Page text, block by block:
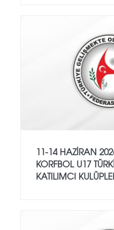
11-14 HAZİRAN
KORFBOL U17
KATILIMCI